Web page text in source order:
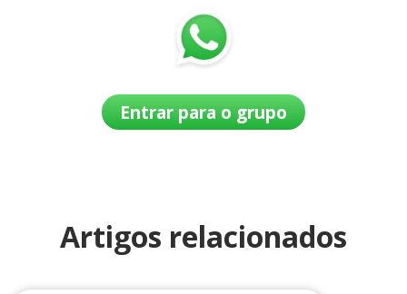
Entrar para o grupo
Artigos relacionados